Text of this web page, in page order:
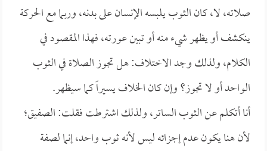
صلاته، لا، كان الثوب يلبسه الإنسان على بدنه، وربما مع الحركة
ينكشف أو يظهر شيء منه أو تبين عورته، فهذا المقصود في
الكلام، ولذلك وجد الاختلاف: هل تجوز الصلاة في الثوب
الواحد أو لا تجوز؟ وإن كان الخلاف يسيراً كما سيظهر.
أنا أتكلم عن الثوب الساتر، ولذلك اشترطت فقلت: الصفيق؛
لأن هنا يكون عدم إجزائه ليس لأنه ثوب واحد، إنما لصفة